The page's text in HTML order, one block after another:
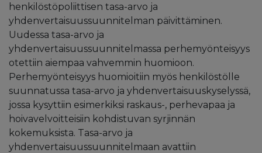
henkilöstöpoliittisen tasa-arvo ja
yhdenvertaisuussuunnitelman päivittäminen.
Uudessa tasa-arvo ja
yhdenvertaisuussuunnitelmassa perhemyönteisyys
otettiin aiempaa vahvemmin huomioon.
Perhemyönteisyys huomioitiin myös henkilöstölle
suunnatussa tasa-arvo ja yhdenvertaisuuskyselyssä,
jossa kysyttiin esimerkiksi raskaus-, perhevapaa ja
hoivavelvoitteisiin kohdistuvan syrjinnän
kokemuksista. Tasa-arvo ja
yhdenvertaisuussuunnitelmaan avattiin